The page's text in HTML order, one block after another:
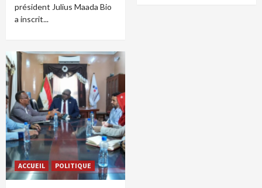
président Julius Maada Bio
a inscrit...
ACCUEIL POLITIQUE